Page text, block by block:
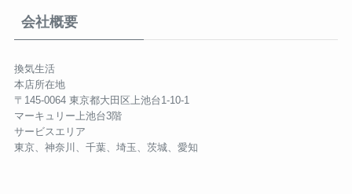
会社概要
換気生活
本店所在地
〒145-0064 東京都大田区上池台1-10-1
マーキュリー上池台3階
サービスエリア
東京、神奈川、千葉、埼玉、茨城、愛知